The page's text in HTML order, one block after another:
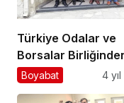
Türkiye Odalar ve
Borsalar
Boyabat’a
Boyabat 4